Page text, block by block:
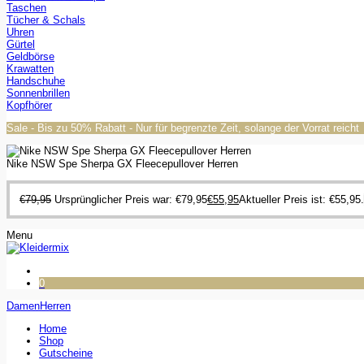
Taschen
Tücher & Schals
Uhren
Gürtel
Geldbörse
Krawatten
Handschuhe
Sonnenbrillen
Kopfhörer
Sale - Bis zu 50% Rabatt - Nur für begrenzte Zeit, solange der Vorrat reicht
Nike NSW Spe Sherpa GX Fleecepullover Herren
€79,95 Ursprünglicher Preis war: €79,95€55,95Aktueller Preis ist: €55,95.
Menu
0
DamenHerren
Home
Shop
Gutscheine